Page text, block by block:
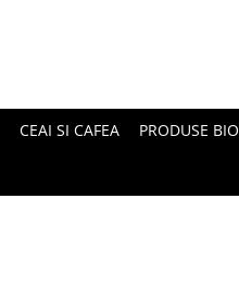
CEAI SI CAFEA PRODUSE BIO